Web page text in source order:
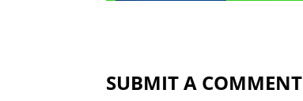
SUBMIT A COMMENT